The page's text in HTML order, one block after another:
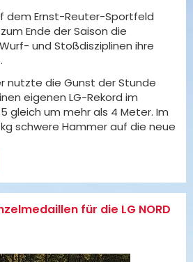
dem Ernst-Reuter-Sportfeld
Ende der Saison die
und Stoßdisziplinen ihre
nutzte die Gunst der Stunde
eigenen LG-Rekord im
gleich um mehr als 4 Meter. Im
schwere Hammer auf die neue
für die LG NORD